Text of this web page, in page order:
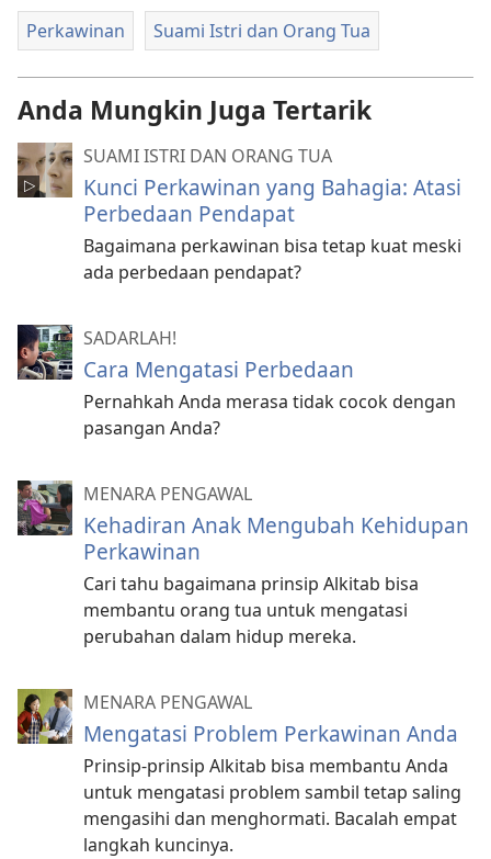
Perkawinan Suami Istri dan Orang Tua
Anda Mungkin Juga Tertarik
SUAMI ISTRI DAN ORANG TUA
Kunci Perkawinan yang Bahagia: Atasi
Perbedaan Pendapat
Bagaimana perkawinan bisa tetap kuat meski
ada perbedaan pendapat?
SADARLAH!
Cara Mengatasi Perbedaan
Pernahkah Anda merasa tidak cocok dengan
pasangan Anda?
MENARA PENGAWAL
Kehadiran Anak Mengubah Kehidupan
Perkawinan
Cari tahu bagaimana prinsip Alkitab bisa
membantu orang tua untuk mengatasi
perubahan dalam hidup mereka.
MENARA PENGAWAL
Mengatasi Problem Perkawinan Anda
Prinsip-prinsip Alkitab bisa membantu Anda
untuk mengatasi problem sambil tetap saling
mengasihi dan menghormati. Bacalah empat
langkah kuncinya.